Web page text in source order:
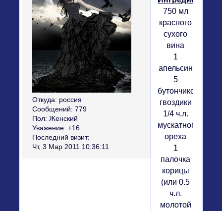
Откуда: россия
Сообщений: 779
Пол: Женский
Уважение: +16
Последний визит:
Чт, 3 Мар 2011 10:36:11
750 мл
красного
сухого
вина
1
апельсин
5
бутончиков
гвоздики
1/4 ч.л.
мускатного
ореха
1
палочка
корицы
(или 0.5
ч.л.
молотой